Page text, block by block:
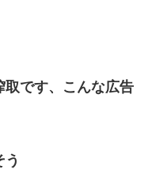
取です、こんな広告